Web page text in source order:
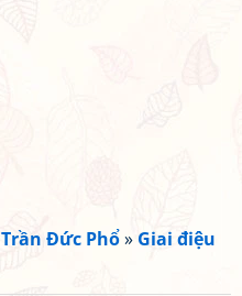
Trần Đức Phổ» Giai điệu